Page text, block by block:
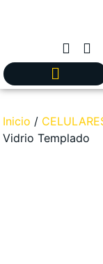
Inicio /
Vidrio Templado